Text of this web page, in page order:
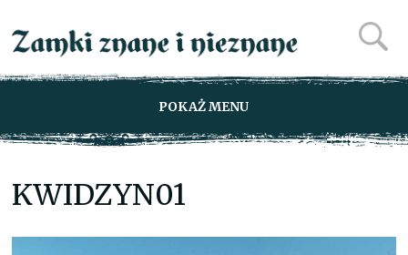
POKAŻ MENU
KWIDZYN01